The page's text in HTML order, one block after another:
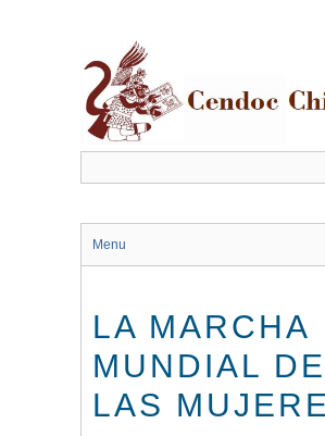
Menu
LA MARCHA
MUNDIAL DE
LAS